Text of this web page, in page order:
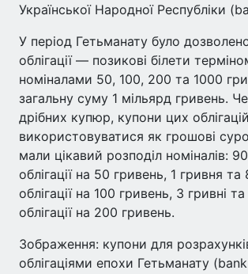
Української Народної Республіки
У період Гетьманату було
облігації — позикові білети
номіналами 50, 100, 200 та 1000
загальну суму 1 мільярд гривень.
дрібних купюр, купони цих
використовуватися як грошові
мали цікавий розподіл номіналів:
облігації на 50 гривень, 1 гривня та
облігації на 100 гривень, 3 гривні
облігації на 200 гривень.
Зображення: купони для
облігаціями епохи Гетьманату